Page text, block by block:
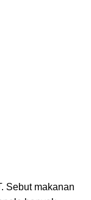
Sebut makanan